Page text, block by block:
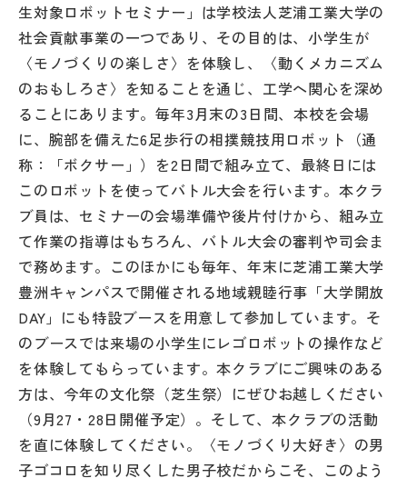
生対象ロボットセミナー」は学校法人芝浦工業大学の
社会貢献事業の一つであり、その目的は、小学生が
〈モノづくりの楽しさ〉を体験し、〈動くメカニズム
のおもしろさ〉を知ることを通じ、工学へ関心を深め
ることにあります。毎年3月末の3日間、本校を会場
に、腕部を備えた6足歩行の相撲競技用ロボット（通
称：「ボクサー」）を2日間で組み立て、最終日には
このロボットを使ってバトル大会を行います。本クラ
ブ員は、セミナーの会場準備や後片付けから、組み立
て作業の指導はもちろん、バトル大会の審判や司会ま
で務めます。このほかにも毎年、年末に芝浦工業大学
豊洲キャンパスで開催される地域親睦行事「大学開放
DAY」にも特設ブースを用意して参加しています。そ
のブースでは来場の小学生にレゴロボットの操作など
を体験してもらっています。本クラブにご興味のある
方は、今年の文化祭（芝生祭）にぜひお越しください
（9月27・28日開催予定）。そして、本クラブの活動
を直に体験してください。〈モノづくり大好き〉の男
子ゴコロを知り尽くした男子校だからこそ、このよう